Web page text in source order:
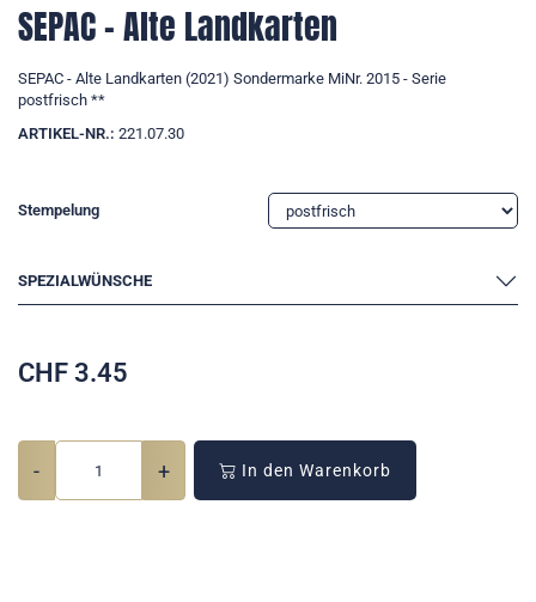
SEPAC - Alte Landkarten
SEPAC - Alte Landkarten (2021) Sondermarke MiNr. 2015 - Serie
postfrisch **
ARTIKEL-NR.: 221.07.30
Stempelung
SPEZIALWÜNSCHE
CHF 3.45
- + In den Warenkorb